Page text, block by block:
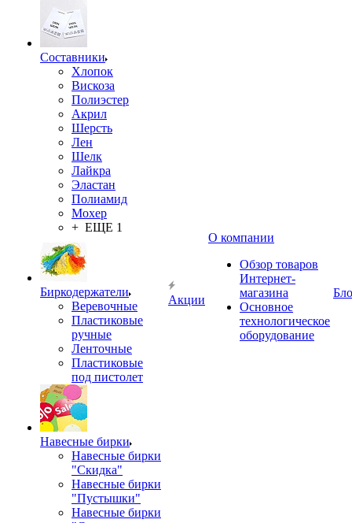
Составники
Хлопок
Вискоза
Полиэстер
Акрил
Шерсть
Лен
Шелк
Лайкра
Эластан
Полиамид
Мохер
+ ЕЩЕ 1
Биркодержатели
Веревочные
Пластиковые
ручные
Ленточные
Пластиковые
под пистолет
Навесные бирки
Навесные бирки
"Скидка"
Навесные бирки
"Пустышки"
Навесные бирки
Акции
О компании
Обзор товаров
Интернет-
магазина
Основное
технологическое
оборудование